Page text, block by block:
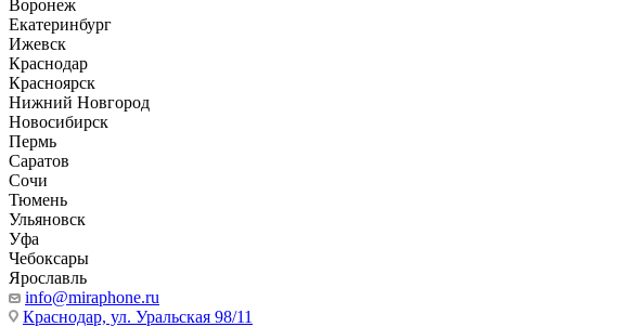
Воронеж
Екатеринбург
Ижевск
Краснодар
Красноярск
Нижний Новгород
Новосибирск
Пермь
Саратов
Сочи
Тюмень
Ульяновск
Уфа
Чебоксары
Ярославль
info@miraphone.ru
Краснодар, ул. Уральская 98/11